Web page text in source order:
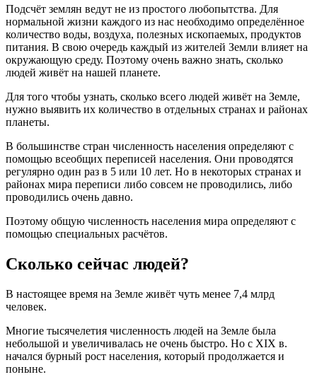
Подсчёт землян ведут не из простого любопытства. Для
нормальной жизни каждого из нас необходимо определённое
количество воды, воздуха, полезных ископаемых, продуктов
питания. В свою очередь каждый из жителей Земли влияет на
окружающую среду. Поэтому очень важно знать, сколько
людей живёт на нашей планете.
Для того чтобы узнать, сколько всего людей живёт на Земле,
нужно выявить их количество в отдельных странах и районах
планеты.
В большинстве стран численность населения определяют с
помощью всеобщих переписей населения. Они проводятся
регулярно один раз в 5 или 10 лет. Но в некоторых странах и
районах мира переписи либо совсем не проводились, либо
проводились очень давно.
Поэтому общую численность населения мира определяют с
помощью специальных расчётов.
Сколько сейчас людей?
В настоящее время на Земле живёт чуть менее 7,4 млрд
человек.
Многие тысячелетия численность людей на Земле была
небольшой и увеличивалась не очень быстро. Но с XIX в.
начался бурный рост населения, который продолжается и
поныне.